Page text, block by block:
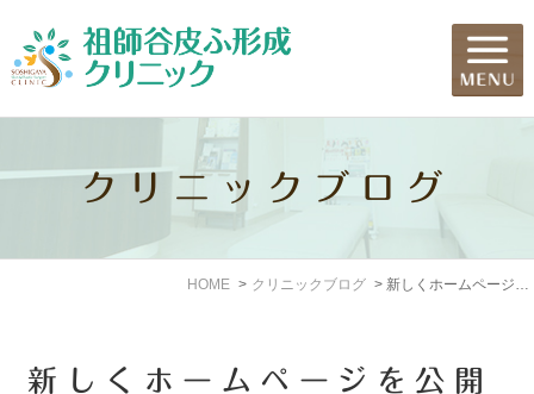
クリニックブログ
HOME クリニックブログ 新しくホームページを公開しました。
新しくホームページを公開